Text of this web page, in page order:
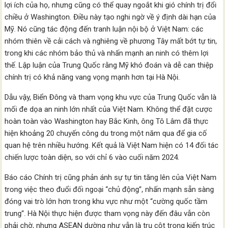
lợi ích của họ, nhưng cũng có thể quay ngoắt khi gió chính trị đổi
chiều ở Washington. Điều này tạo nghi ngờ về ý định dài hạn của
Mỹ. Nó cũng tác động đến tranh luận nội bộ ở Việt Nam: các
nhóm thiên về cải cách và nghiêng về phương Tây mất bớt tự tin,
trong khi các nhóm bảo thủ và nhấn mạnh an ninh có thêm lợi
thế. Lập luận của Trung Quốc rằng Mỹ khó đoán và dễ can thiệp
chính trị có khả năng vang vọng mạnh hơn tại Hà Nội.
Dẫu vậy, Biển Đông và tham vọng khu vực của Trung Quốc vẫn là
mối đe dọa an ninh lớn nhất của Việt Nam. Không thể đặt cược
hoàn toàn vào Washington hay Bắc Kinh, ông Tô Lâm đã thực
hiện khoảng 20 chuyến công du trong một năm qua để gia cố
quan hệ trên nhiều hướng. Kết quả là Việt Nam hiện có 14 đối tác
chiến lược toàn diện, so với chỉ 6 vào cuối năm 2024.
Báo cáo Chính trị cũng phản ánh sự tự tin tăng lên của Việt Nam
trong việc theo đuổi đối ngoại “chủ động”, nhấn mạnh sẵn sàng
đóng vai trò lớn hơn trong khu vực như một “cường quốc tầm
trung”. Hà Nội thực hiện được tham vọng này đến đâu vẫn còn
phải chờ, nhưng ASEAN dường như vẫn là trụ cột trong kiến trúc